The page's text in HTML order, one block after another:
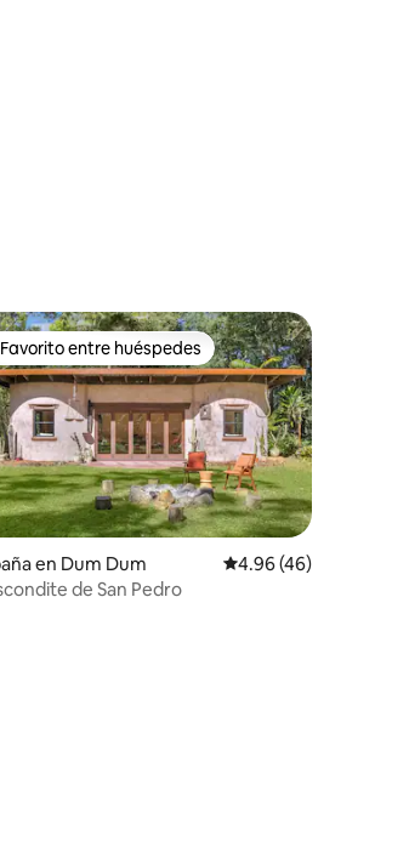
4.73 de 5; 15 evaluaciones
los mejores en Favorito entre huéspedes
Favorito entre huéspedes
en Dum Dum Calificación
4.96 (46)
de San Pedro